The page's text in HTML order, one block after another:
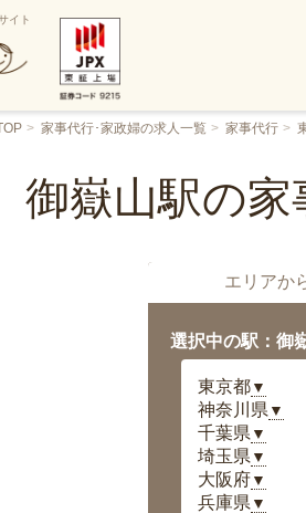
イト
家事代行･家政婦の求人一覧 家事代行
御嶽山駅の家
エリアか
選択中の駅：御
東京都▼
神奈川県 ▼
千葉県 ▼
埼玉県 ▼
大阪府▼
兵庫県 ▼